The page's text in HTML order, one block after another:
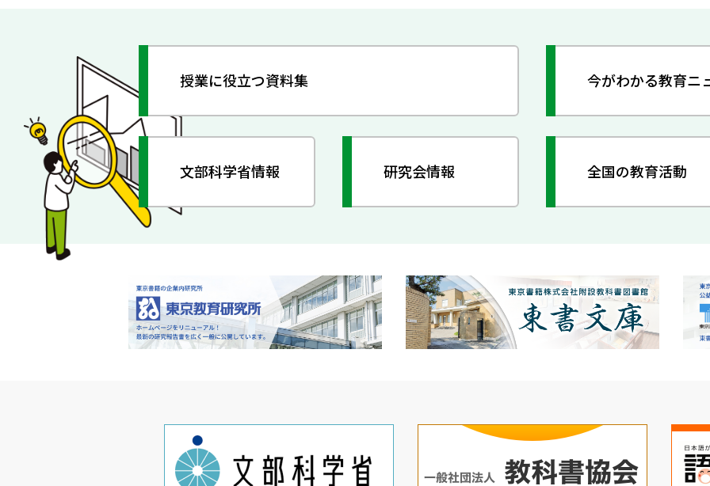
授業に役立つ資料集 今がわかる教育ニ
文部科学省情報 研究会情報 全国の教育活動